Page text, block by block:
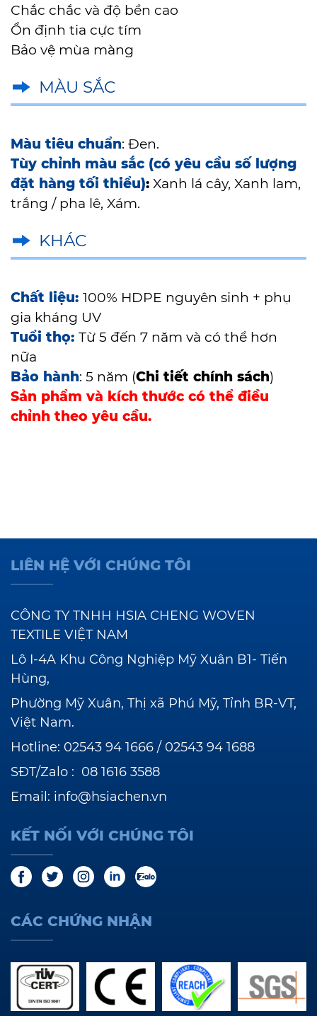
Chắc chắc và độ bền cao
Ổn định tia cực tím
Bảo vệ mùa màng
MÀU SẮC
Màu tiêu chuẩn: Đen.
Tùy chỉnh màu sắc (có yêu cầu số lượng
đặt hàng tối thiểu): Xanh lá cây, Xanh lam,
trắng / pha lê, Xám.
KHÁC
Chất liệu: 100% HDPE nguyên sinh + phụ
gia kháng UV
Tuổi thọ: Từ 5 đến 7 năm và có thể hơn
nữa
Bảo hành: 5 năm (Chi tiết chính sách)
Sản phẩm và kích thước có thể điều
chỉnh theo yêu cầu.
LIÊN HỆ VỚI CHÚNG TÔI
CÔNG TY TNHH HSIA CHENG WOVEN
TEXTILE VIỆT NAM
Lô I-4A Khu Công Nghiệp Mỹ Xuân B1- Tiến
Hùng,
Phường Mỹ Xuân, Thị xã Phú Mỹ, Tỉnh BR-VT,
Việt Nam.
Hotline: 02543 94 1666 / 02543 94 1688
SĐT/Zalo : 08 1616 3588
Email: info@hsiachen.vn
KẾT NỐI VỚI CHÚNG TÔI
CÁC CHỨNG NHẬN